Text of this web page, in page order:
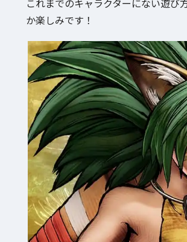
これまでのキャラクターにない遊
か楽しみです！